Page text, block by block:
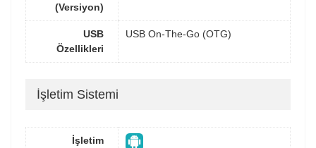
(Versiyon)
USB
Özellikleri
USB On-The-Go (OTG)
İşletim Sistemi
İşletim